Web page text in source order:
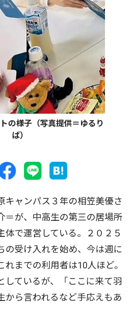
の様子（写真提供＝ゆるり
ば）
ャンパス３年の相笠美優さ
＝が、中高生の第三の居場所
体で運営している。２０２５
の受け入れを始め、今は週に
れまでの利用者は10人ほど。
しているが、「ここに来て羽
から言われるなど手応えもあ